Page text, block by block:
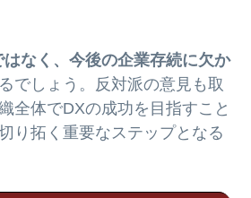
なく、今後の企業存続に欠か
でしょう。反対派の意見も取
全体でDXの成功を目指すこと
り拓く重要なステップとなる